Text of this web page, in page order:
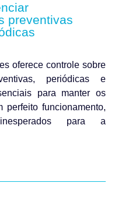
preventivas
oferece controle sobre
periódicas e
para manter os
perfeito funcionamento,
para a